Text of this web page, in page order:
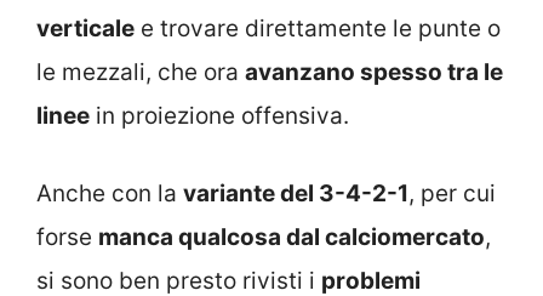
verticale e trovare direttamente le punte o
le mezzali, che ora avanzano spesso tra le
linee in proiezione offensiva.
Anche con la variante del 3-4-2-1, per cui
forse manca qualcosa dal calciomercato,
si sono ben presto rivisti i problemi